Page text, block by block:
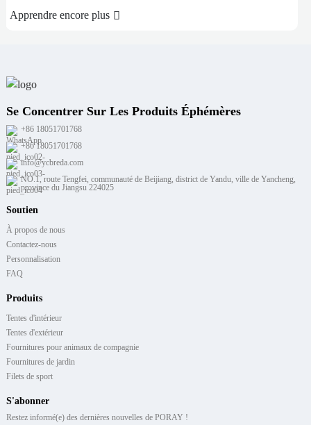
encore plus
Se Concentrer Sur Les Produits Éphémères
+86 18051701768
+86 18051701768
info@ycbreda.com
NO.1, route Tengfei, communauté de Beijiang, district de Yandu, ville de Yancheng,
province du Jiangsu 224025
Soutien
À propos de nous
Contactez-nous
Personnalisation
FAQ
Produits
Tentes d'intérieur
Tentes d'extérieur
Fournitures pour animaux de compagnie
Fournitures de jardin
Filets de sport
S'abonner
Restez informé(e) des dernières nouvelles de PORAY !